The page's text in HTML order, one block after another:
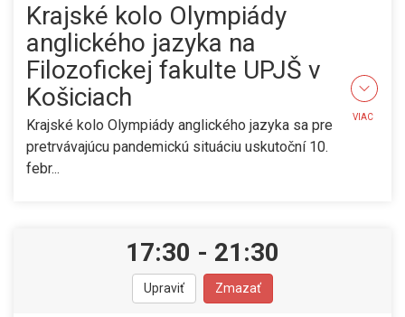
Krajské kolo Olympiády
anglického jazyka na
Filozofickej fakulte UPJŠ v
Košiciach
Krajské kolo Olympiády anglického jazyka sa pre
pretrvávajúcu pandemickú situáciu uskutoční 10.
febr...
VIAC
17:30 - 21:30
Upraviť Zmazať